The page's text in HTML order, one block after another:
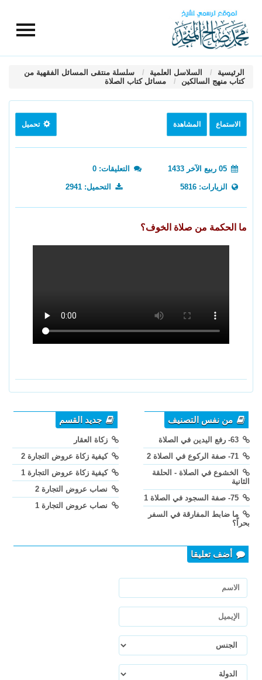
الرئيسية السلاسل العلمية
سلسلة منتقى المسائل الفقهية من
كتاب منهج السالكين
مسائل كتاب الصلاة
الاستماع المشاهدة تحميل
التعليقات: 0
الزيارات: 5816 التحميل: 2941
ما الحكمة من صلاة الخوف؟
من نفس التصنيف
الخشوع في الصلاة - الحلقة
الثانية
ما ضابط المفارقة في السفر
بحراً؟
جديد القسم
زكاة العقار
كيفية زكاة عروض التجارة 2
كيفية زكاة عروض التجارة 1
نصاب عروض التجارة 2
نصاب عروض التجارة 1
أضف تعليقا